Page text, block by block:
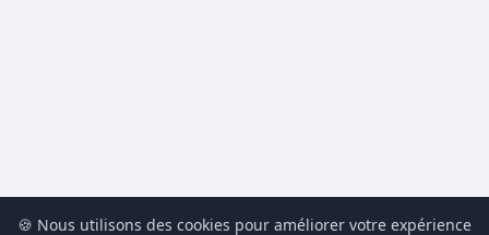
🍪 Nous utilisons des cookies pour améliorer votre expérience